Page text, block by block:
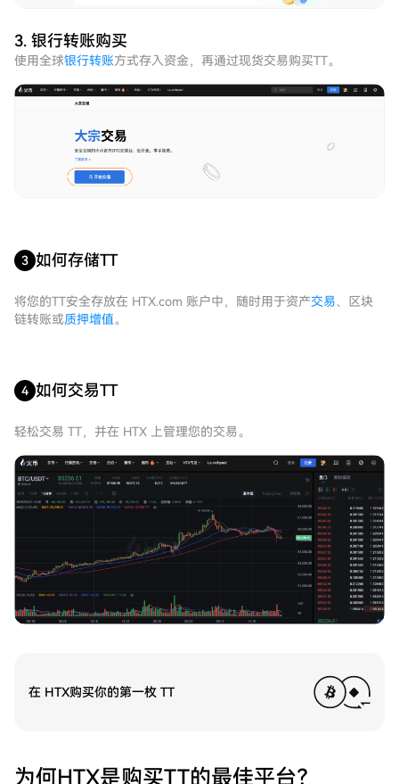
3. 银行转账购买
使用全球银行转账方式存入资金，再通过现货交易购买TT。
3 如何存储TT
将您的TT安全存放在 HTX.com 账户中，随时用于资产交易、区块
链转账或质押增值。
4 如何交易TT
轻松交易 TT，并在 HTX 上管理您的交易。
在 HTX购买你的第一枚 TT
为何HTX是购买TT的最佳平台？